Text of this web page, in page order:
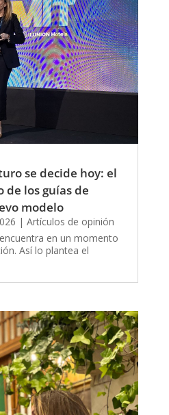
se decide hoy: el
de los guías de
modelo
| Artículos de opinión
en un momento
Así lo plantea el